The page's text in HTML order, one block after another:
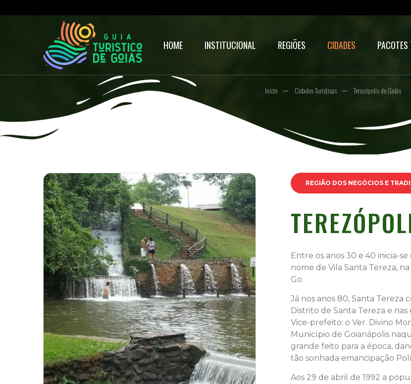
HOME INSTITUCIONAL REGIÕES CIDADES
Início Cidades Turísticas Terezópolis de Goiás
REGIÃO DOS NEGÓCIOS E
Entre os anos 30 e 40 inicia-
nome de Vila Santa Tereza,
Go.
Já nos anos 80, Santa Tereza
Distrito de Santa Tereza e
Vice-prefeito: o Ver. Divino
Município de Goianápolis
grande feito para a época,
tão sonhada emancipação
Aos 29 de abril de 1992 a